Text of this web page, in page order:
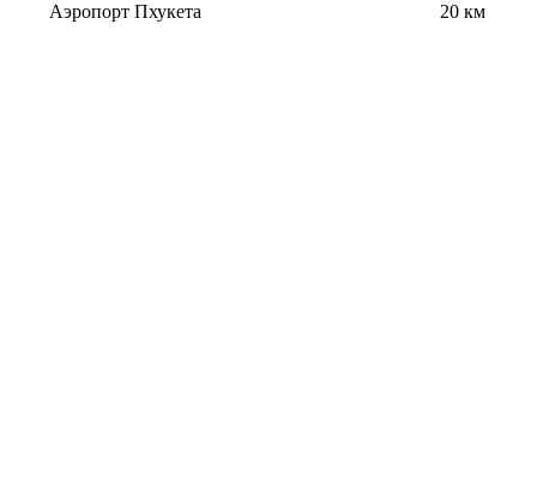
Аэропорт Пхукета
20 км